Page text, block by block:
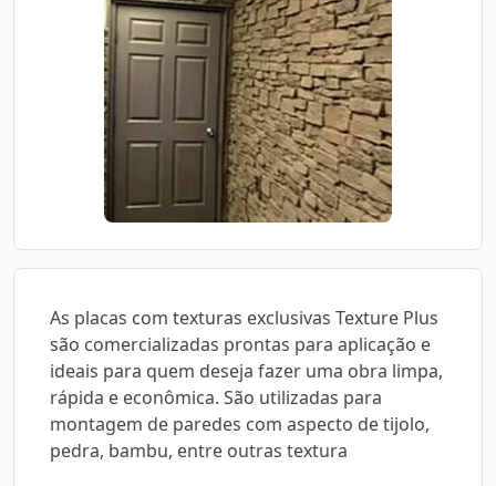
As placas com texturas exclusivas Texture Plus
são comercializadas prontas para aplicação e
ideais para quem deseja fazer uma obra limpa,
rápida e econômica. São utilizadas para
montagem de paredes com aspecto de tijolo,
pedra, bambu, entre outras textura